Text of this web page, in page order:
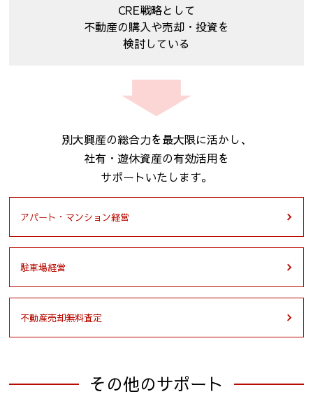
CRE戦略として
不動産の購入や売却・投資を
検討している
別大興産の総合力を最大限に活かし、
社有・遊休資産の有効活用を
サポートいたします。
アパート・マンション経営
駐車場経営
不動産売却無料査定
その他のサポート